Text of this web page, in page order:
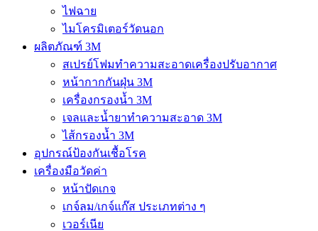
ไฟฉาย
ไมโครมิเตอร์วัดนอก
ผลิตภัณฑ์ 3M
สเปรย์โฟมทำความสะอาดเครื่องปรับอากาศ
หน้ากากกันฝุ่น 3M
เครื่องกรองน้ำ 3M
เจลและน้ำยาทำความสะอาด 3M
ไส้กรองน้ำ 3M
อุปกรณ์ป้องกันเชื้อโรค
เครื่องมือวัดค่า
หน้าปัดเกจ
เกจ์ลม/เกจ์แก๊ส ประเภทต่าง ๆ
เวอร์เนีย